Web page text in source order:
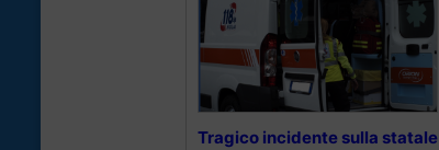
Tragico incidente sulla statale